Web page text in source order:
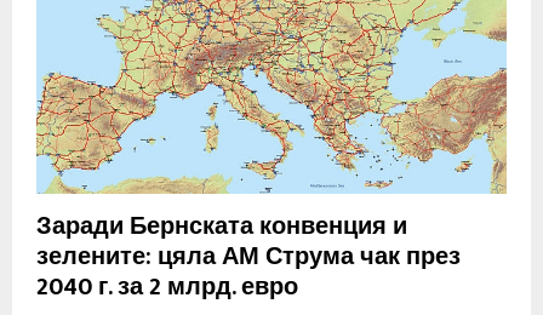
Заради Бернската конвенция и
зелените: цяла АМ Струма чак през
2040 г. за 2 млрд. евро